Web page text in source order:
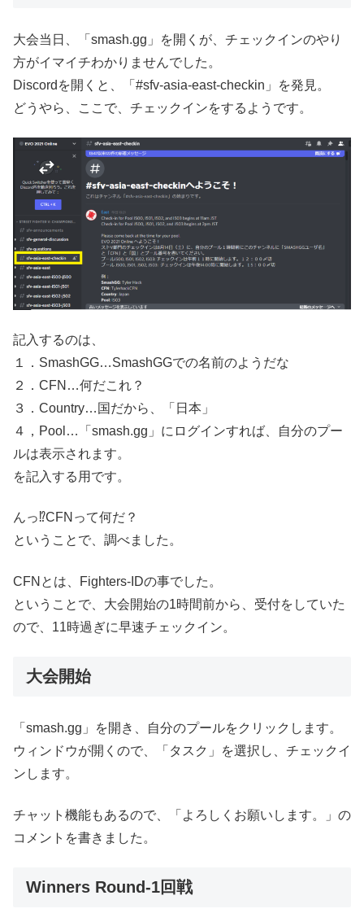
大会当日、「smash.gg」を開くが、チェックインのやり
方がイマイチわかりませんでした。
Discordを開くと、「#sfv-asia-east-checkin」を発見。
どうやら、ここで、チェックインをするようです。
記入するのは、
１．SmashGG…SmashGGでの名前のようだな
２．CFN…何だこれ？
３．Country…国だから、「日本」
４，Pool…「smash.gg」にログインすれば、自分のプー
ルは表示されます。
を記入する用です。
んっ⁉CFNって何だ？
ということで、調べました。
CFNとは、Fighters-IDの事でした。
ということで、大会開始の1時間前から、受付をしていた
ので、11時過ぎに早速チェックイン。
大会開始
「smash.gg」を開き、自分のプールをクリックします。
ウィンドウが開くので、「タスク」を選択し、チェックイ
ンします。
チャット機能もあるので、「よろしくお願いします。」の
コメントを書きました。
Winners Round-1回戦